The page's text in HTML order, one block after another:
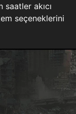
akıcı
seçeneklerini